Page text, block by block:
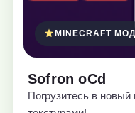
MINECRAFT МОД
Sofron oCd
Погрузитесь в